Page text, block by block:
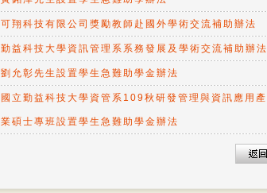
可翔科技有限公司獎勵教師赴國外學術交流補助辦法
勤益科技大學資訊管理系系務發展及學術交流補助辦法
劉允彰先生設置學生急難助學金辦法
國立勤益科技大學資管系109秋研發管理與資訊應用產
業碩士專班設置學生急難助學金辦法